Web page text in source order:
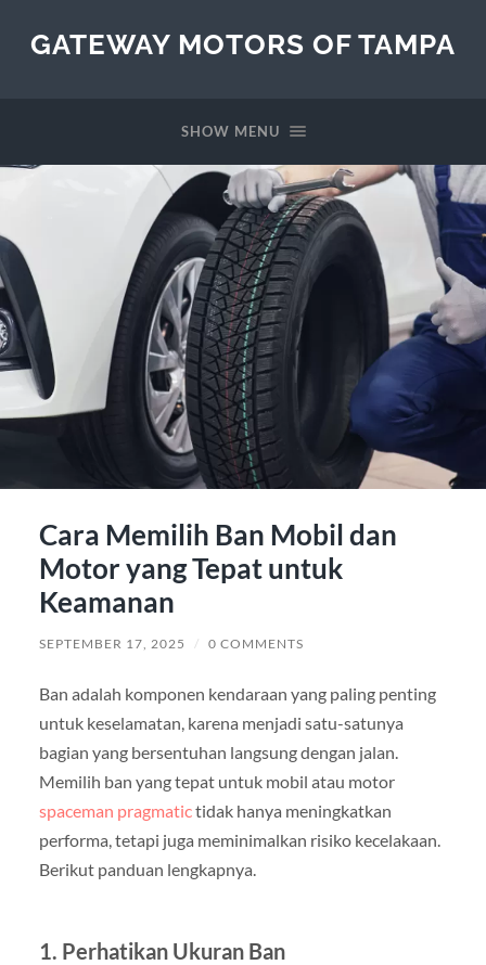
GATEWAY MOTORS OF TAMPA
SHOW MENU
Cara Memilih Ban Mobil dan
Motor yang Tepat untuk
Keamanan
SEPTEMBER 17, 2025 / 0 COMMENTS
Ban adalah komponen kendaraan yang paling penting
untuk keselamatan, karena menjadi satu-satunya
bagian yang bersentuhan langsung dengan jalan.
Memilih ban yang tepat untuk mobil atau motor
spaceman pragmatictidak hanya meningkatkan
performa, tetapi juga meminimalkan risiko kecelakaan.
Berikut panduan lengkapnya.
1. Perhatikan Ukuran Ban